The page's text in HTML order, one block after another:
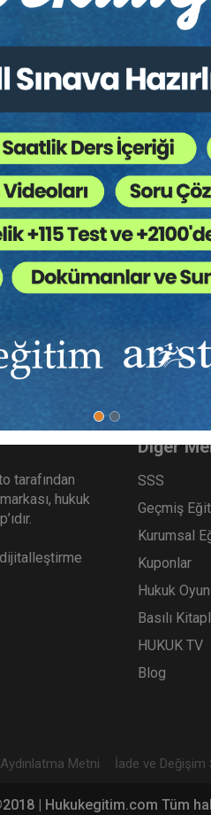
?
sona ermesi ve tasfiye
bağlanan hukuki ilişkinin
birisinin devlet olduğu
projelerine yetecek teknolojik
tarafları olarak bir
hükümler ve şartlar
doğurmuştur.
tarafından
hukuk
Diğer
SSS
Geçmiş
Kurumsal
Kuponlar
Hukuk Oyun
Basılı
HUKUK TV
Blog
Metni İade ve Değişim
| Hukukegitim.com Tüm